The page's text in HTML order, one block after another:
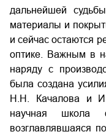
дальнейшей
материалы и
и сейчас остаются
оптике. Важным в
наряду с
была создана
Н.Н. Качалова и
научная школа
возглавлявшаяся